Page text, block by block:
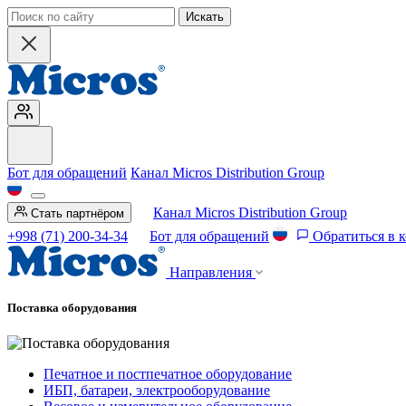
Искать
Бот для обращений Канал Micros Distribution Group
Стать партнёром
Канал Micros Distribution Group
+998 (71) 200-34-34
Бот для обращений Обратиться в
Направления
Поставка оборудования
Печатное и постпечатное оборудование
ИБП, батареи, электрооборудование